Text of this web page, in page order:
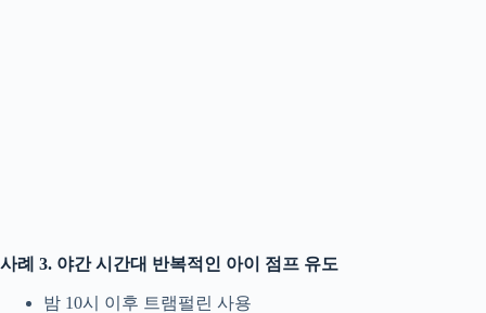
사례 3. 야간 시간대 반복적인 아이 점프 유도
밤 10시 이후 트램펄린 사용